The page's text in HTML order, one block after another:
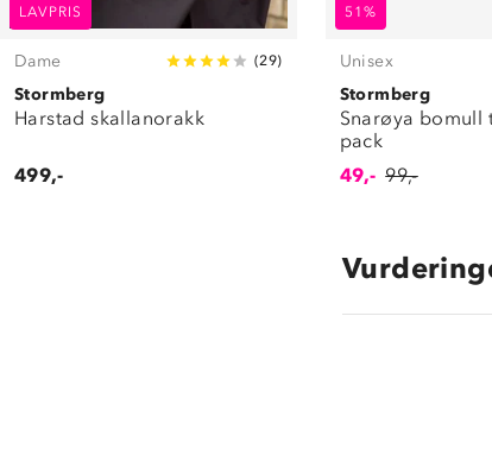
LAVPRIS
Dame (29)
Stormberg
Harstad skallanorakk
499,-
51%
Unisex
Stormberg
Snarøya bomull
pack
49,- 99,-